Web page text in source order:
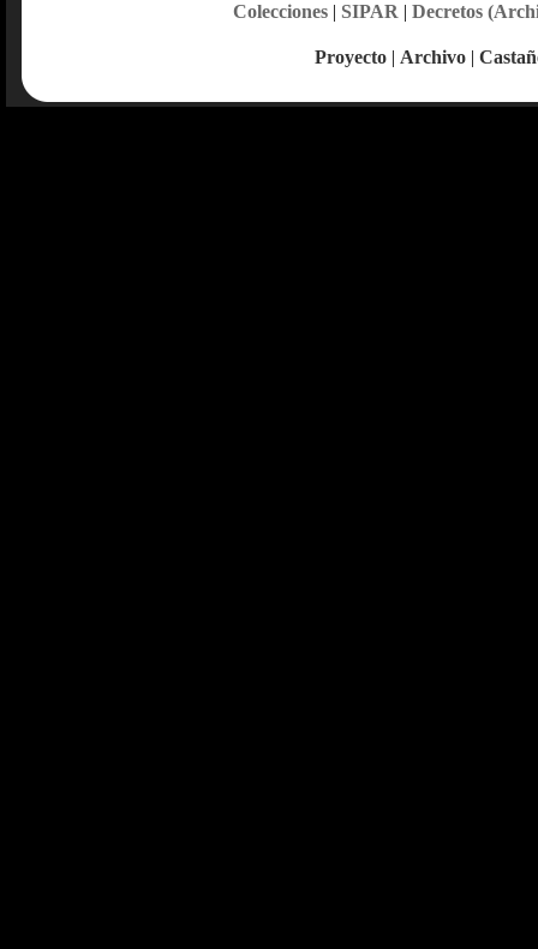
Colecciones| SIPAR | Decretos
Proyecto | Archivo |